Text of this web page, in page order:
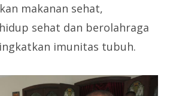
makanan sehat,
sehat dan berolahraga
imunitas tubuh.